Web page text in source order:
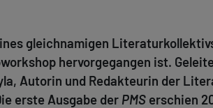
gleichnamigen
hervorgegangen ist.
Autorin und Redakteurin der
erste Ausgabe der PMS erschien